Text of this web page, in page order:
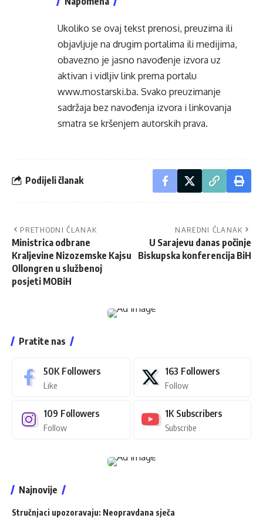
Ukoliko se ovaj tekst prenosi, preuzima ili
objavljuje na drugim portalima ili medijima,
obavezno je jasno navođenje izvora uz
aktivan i vidljiv link prema portalu
www.mostarski.ba. Svako preuzimanje
sadržaja bez navođenja izvora i linkovanja
smatra se kršenjem autorskih prava.
Podijeli članak
PRETHODNI ČLANAK
Ministrica odbrane
Kraljevine Nizozemske Kajsu
Ollongren u službenoj
posjeti MOBiH
NAREDNI ČLANAK
U Sarajevu danas počinje
Biskupska konferencija BiH
Pratite nas
50K Followers
Like
163 Followers
Follow
109 Followers
Follow
1K Subscribers
Subscribe
Najnovije
Stručnjaci upozoravaju: Neopravdana sječa